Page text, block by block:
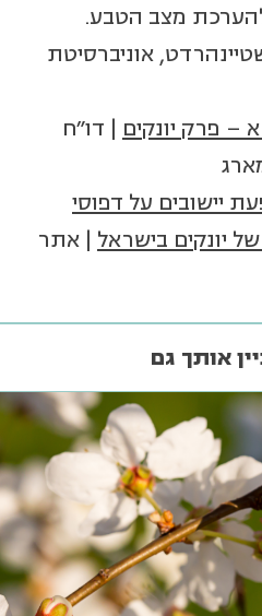
מצב הטבע.
אוניברסיטת
– פרק יונקים | דו"ח
יישובים על דפוסי
יונקים בישראל | אתר
אותך גם